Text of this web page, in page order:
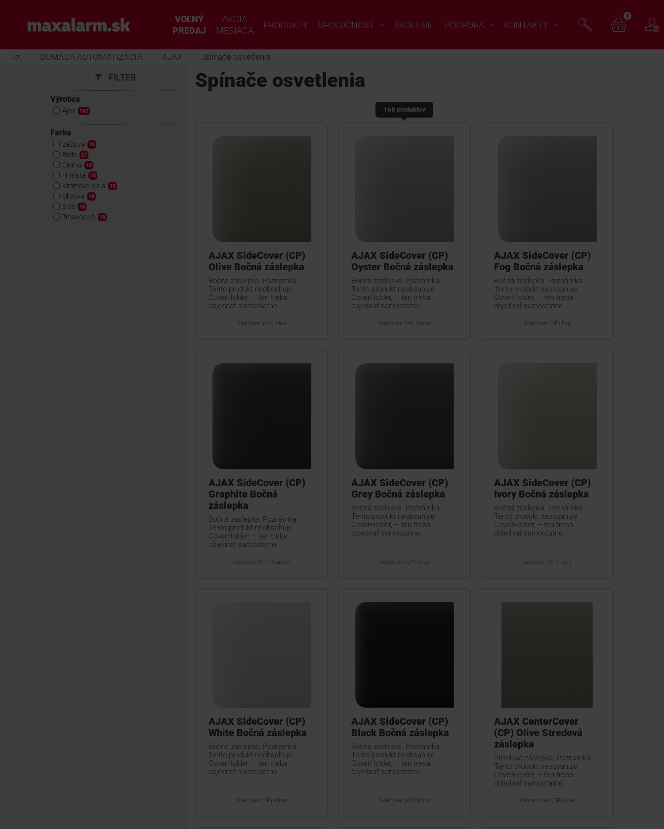
hlavnému
www.maxalarm.sk
VOĽNÝ
PREDAJ
AKCIA
MESIACA
PRODUKTY SPOLOČNOSŤ ŠKOLENIE PODPORA KONTAKTY
0
DOMÁCA AUTOMATIZÁCIA AJAX Spínače osvetlenia
FILTER
Výrobca
Ajax 143
Farba
Béžová 18
Biela 27
Čierna 18
Hmlistá 18
Krémovo biela 18
Olivová 18
Sivá 18
Tmavosivá 18
Spínače osvetlenia
168 produktov
AJAX SideCover (CP)
Olive Bočná záslepka
Bočná záslepka. Poznámka:
Tento produkt neobsahuje
CoverHolder, – ten treba
objednať samostatne.
SideCover (CP) Olive
AJAX SideCover (CP)
Oyster Bočná záslepka
Bočná záslepka. Poznámka:
Tento produkt neobsahuje
CoverHolder, – ten treba
objednať samostatne.
SideCover (CP) Oyster
AJAX SideCover (CP)
Fog Bočná záslepka
Bočná záslepka. Poznámka:
Tento produkt neobsahuje
CoverHolder, – ten treba
objednať samostatne.
SideCover (CP) Fog
AJAX SideCover (CP)
Graphite Bočná
záslepka
Bočná záslepka. Poznámka:
Tento produkt neobsahuje
CoverHolder, – ten treba
objednať samostatne.
SideCover (CP) Graphite
AJAX SideCover (CP)
Grey Bočná záslepka
Bočná záslepka. Poznámka:
Tento produkt neobsahuje
CoverHolder, – ten treba
objednať samostatne.
SideCover (CP) Grey
AJAX SideCover (CP)
Ivory Bočná záslepka
Bočná záslepka. Poznámka:
Tento produkt neobsahuje
CoverHolder, – ten treba
objednať samostatne.
SideCover (CP) Ivory
AJAX SideCover (CP)
White Bočná záslepka
Bočná záslepka. Poznámka:
Tento produkt neobsahuje
CoverHolder, – ten treba
objednať samostatne.
SideCover (CP) White
AJAX SideCover (CP)
Black Bočná záslepka
Bočná záslepka. Poznámka:
Tento produkt neobsahuje
CoverHolder, – ten treba
objednať samostatne.
SideCover (CP) Black
AJAX CenterCover
(CP) Olive Stredová
záslepka
Stredová záslepka. Poznámka:
Tento produkt neobsahuje
CoverHolder, – ten treba
objednať samostatne.
CenterCover (CP) Olive